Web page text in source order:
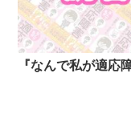
『なんで私が適応